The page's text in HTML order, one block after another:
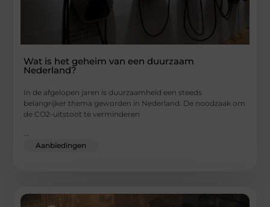
Wat is het geheim van een duurzaam
Nederland?
In de afgelopen jaren is duurzaamheid een steeds
belangrijker thema geworden in Nederland. De noodzaak om
de CO2-uitstoot te verminderen
...
Aanbiedingen